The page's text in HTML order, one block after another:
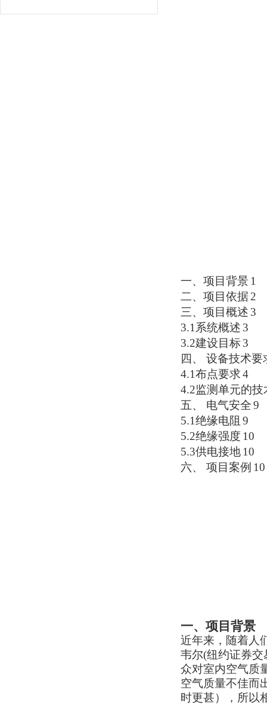
一、 项目背景 1
二、 项目依据2
三、 项目概述 3
3.1 系统概述 3
3.2建设目标3
四、 设备技术要
4.1布点要求4
4.2监测单元的技
五、 电气安全9
5.1绝缘电阻 9
5.2绝缘强度 10
5.3供电接地10
六、 项目案例 10
一、 项目背景
近年来，随着人
韦尔(纽约证券交
众对室内空气质
空气质量不佳而
时更甚），所以